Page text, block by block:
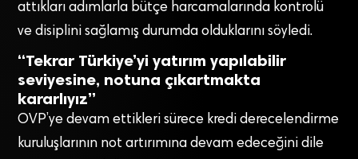
attıkları adımlarla bütçe harcamalarında kontrolü
ve disiplini sağlamış durumda olduklarını söyledi.
“Tekrar Türkiye’yi yatırım yapılabilir
seviyesine, notuna çıkartmakta
kararlıyız”
OVP’ye devam ettikleri sürece kredi derecelendirme
kuruluşlarının not artırımına devam edeceğini dile